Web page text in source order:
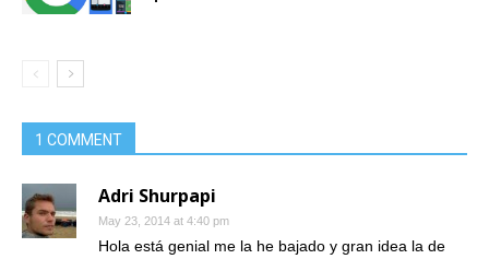
1 COMMENT
Adri Shurpapi
May 23, 2014 at 4:40 pm
Hola está genial me la he bajado y gran idea la de